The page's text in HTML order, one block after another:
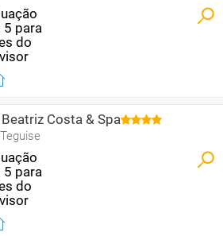
Costa & Spa